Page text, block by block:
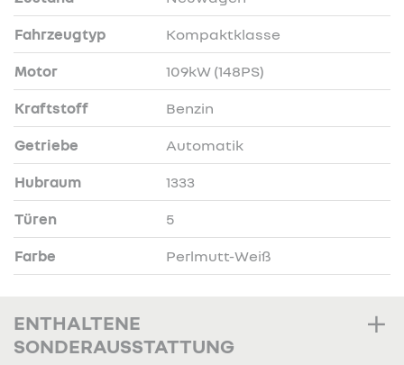
Fahrzeugtyp Kompaktklasse
Motor 109kW (148PS)
Kraftstoff Benzin
Getriebe Automatik
Hubraum 1333
Türen 5
Farbe Perlmutt-Weiß
ENTHALTENE
SONDERAUSSTATTUNG